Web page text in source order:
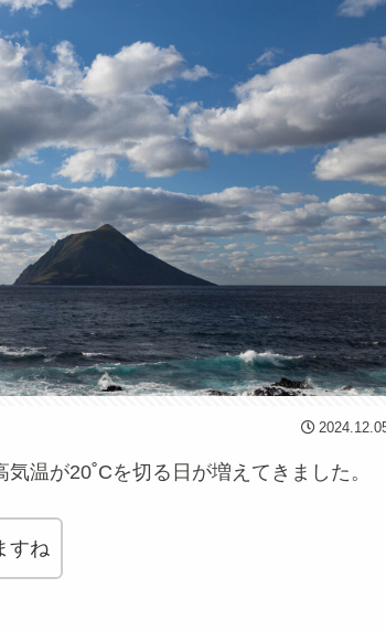
温が20˚Cを切る日が増えてきました。
すね